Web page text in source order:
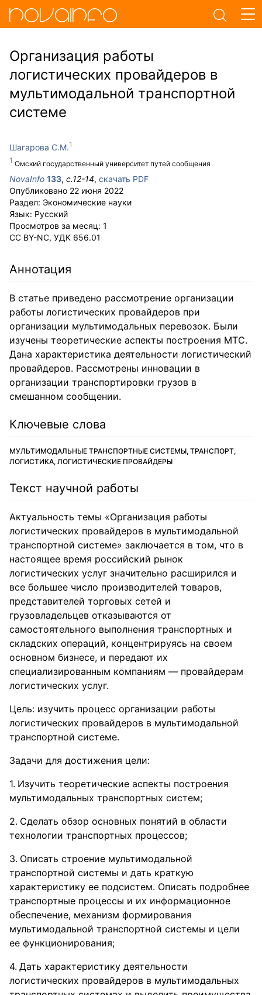
Организация работы
логистических провайдеров в
мультимодальной транспортной
системе
Шагарова С.М.
Омский государственный университет путей сообщения
NovaInfo 133, с.12-14, скачать PDF
Опубликовано 22 июня 2022
Раздел: Экономические науки
Язык: Русский
Просмотров за месяц: 1
CC BY-NC, УДК 656.01
Аннотация
В статье приведено рассмотрение организации
работы логистических провайдеров при
организации мультимодальных перевозок. Были
изучены теоретические аспекты построения МТС.
Дана характеристика деятельности логистический
провайдеров. Рассмотрены инновации в
организации транспортировки грузов в
смешанном сообщении.
Ключевые слова
МУЛЬТИМОДАЛЬНЫЕ ТРАНСПОРТНЫЕ СИСТЕМЫ, ТРАНСПОРТ,
ЛОГИСТИКА, ЛОГИСТИЧЕСКИЕ ПРОВАЙДЕРЫ
Текст научной работы
Актуальность темы «Организация работы
логистических провайдеров в мультимодальной
транспортной системе» заключается в том, что в
настоящее время российский рынок
логистических услуг значительно расширился и
все большее число производителей товаров,
представителей торговых сетей и
грузовладельцев отказываются от
самостоятельного выполнения транспортных и
складских операций, концентрируясь на своем
основном бизнесе, и передают их
специализированным компаниям — провайдерам
логистических услуг.
Цель: изучить процесс организации работы
логистических провайдеров в мультимодальной
транспортной системе.
Задачи для достижения цели:
Изучить теоретические аспекты построения
мультимодальных транспортных систем;
Сделать обзор основных понятий в области
технологии транспортных процессов;
Описать строение мультимодальной
транспортной системы и дать краткую
характеристику ее подсистем. Описать подробнее
транспортные процессы и их информационное
обеспечение, механизм формирования
мультимодальной транспортной системы и цели
ее функционирования;
Дать характеристику деятельности
логистических провайдеров в мультимодальных